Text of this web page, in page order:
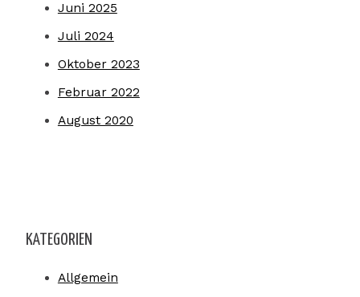
Juni 2025
Juli 2024
Oktober 2023
Februar 2022
August 2020
KATEGORIEN
Allgemein